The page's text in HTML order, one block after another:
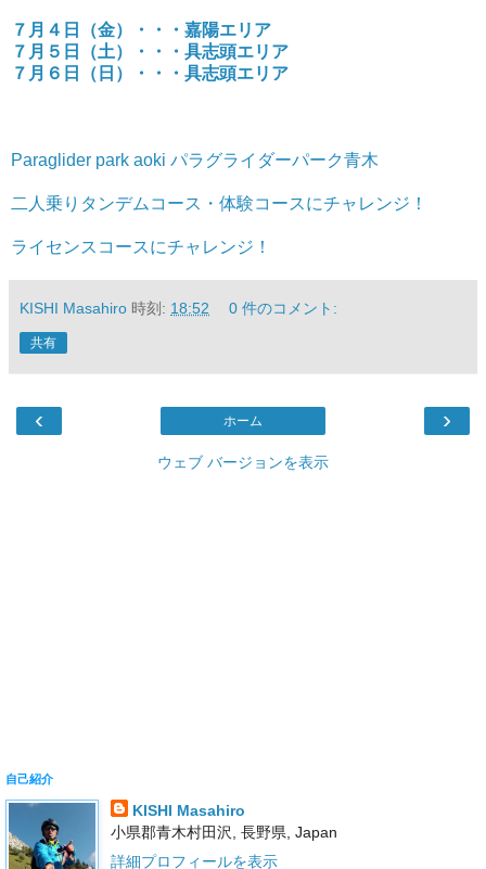
７月４日（金）・・・嘉陽エリア
７月５日（土）・・・具志頭エリア
７月６日（日）・・・具志頭エリア
Paraglider park aoki パラグライダーパーク青木
二人乗りタンデムコース・体験コースにチャレンジ！
ライセンスコースにチャレンジ！
KISHI Masahiro 時刻: 18:52 0 件のコメント:
共有
‹ ›
ホーム
ウェブ バージョンを表示
自己紹介
KISHI Masahiro
小県郡青木村田沢, 長野県, Japan
詳細プロフィールを表示